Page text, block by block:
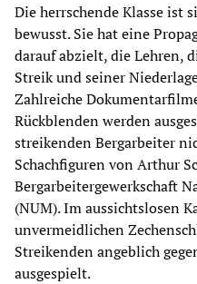
Die herrschende Klasse ist
bewusst. Sie hat eine
darauf abzielt, die Lehren,
Streik und seiner
Zahlreiche
Rückblenden werden
streikenden Bergarbeiter
Schachfiguren von Arthur
Bergarbeitergewerkschaft
(NUM). Im aussichtslosen
unvermeidlichen
Streikenden angeblich
ausgespielt.